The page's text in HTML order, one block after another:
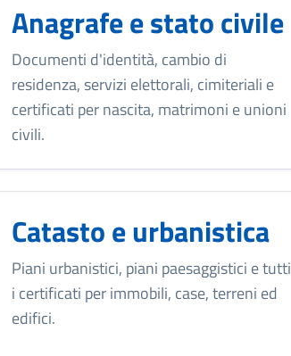
Anagrafe e stato civile
Documenti d'identità, cambio di
residenza, servizi elettorali, cimiteriali e
certificati per nascita, matrimoni e unioni
civili.
Catasto e urbanistica
Piani urbanistici, piani paesaggistici e tutti
i certificati per immobili, case, terreni ed
edifici.